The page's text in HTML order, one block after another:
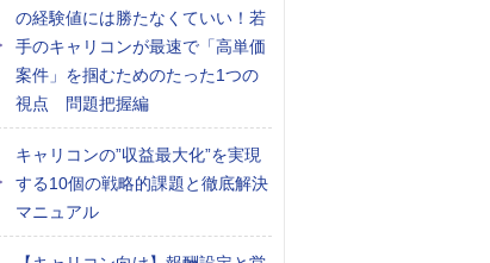
の経験値には勝たなくていい！若
手のキャリコンが最速で「高単価
案件」を掴むためのたった1つの
視点 問題把握編
キャリコンの”収益最大化”を実現
する10個の戦略的課題と徹底解決
マニュアル